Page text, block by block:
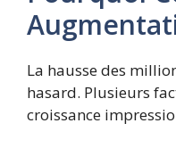
La hausse des
hasard. Plusieurs
croissance